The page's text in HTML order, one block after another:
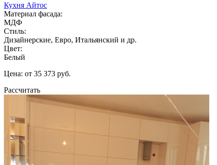
Кухня Айтос
Материал фасада:
МДФ
Стиль:
Дизайнерские, Евро, Итальянский и др.
Цвет:
Белый
Цена: от 35 373 руб.
Рассчитать